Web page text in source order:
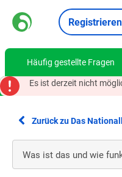
Häufig gestellte Fragen
Es ist derzeit nicht
Zurück zu Das